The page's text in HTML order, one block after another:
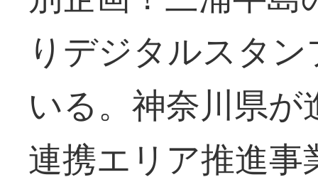
りデジタルスタ
いる。神奈川県
連携エリア推進